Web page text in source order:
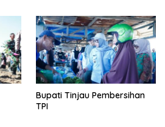
Bupati Tinjau Pembersihan
TPI